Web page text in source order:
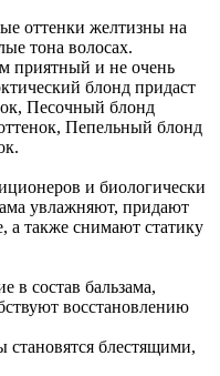
оттенки желтизны на
тона волосах.
приятный и не очень
блонд придаст
Песочный блонд
Пепельный блонд
и биологически
увлажняют, придают
а также снимают статику
в состав бальзама,
восстановлению
становятся блестящими,